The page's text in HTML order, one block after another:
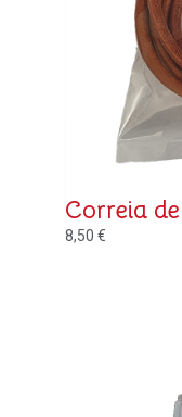
Correia
8,50 €